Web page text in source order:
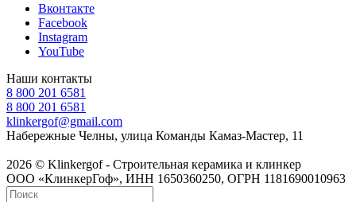
Вконтакте
Facebook
Instagram
YouTube
Наши контакты
8 800 201 6581
8 800 201 6581
klinkergof@gmail.com
Набережные Челны, улица Команды Камаз-Мастер, 11
2026 © Klinkergof - Строительная керамика и клинкер
ООО «КлинкерГоф», ИНН 1650360250, ОГРН 1181690010963